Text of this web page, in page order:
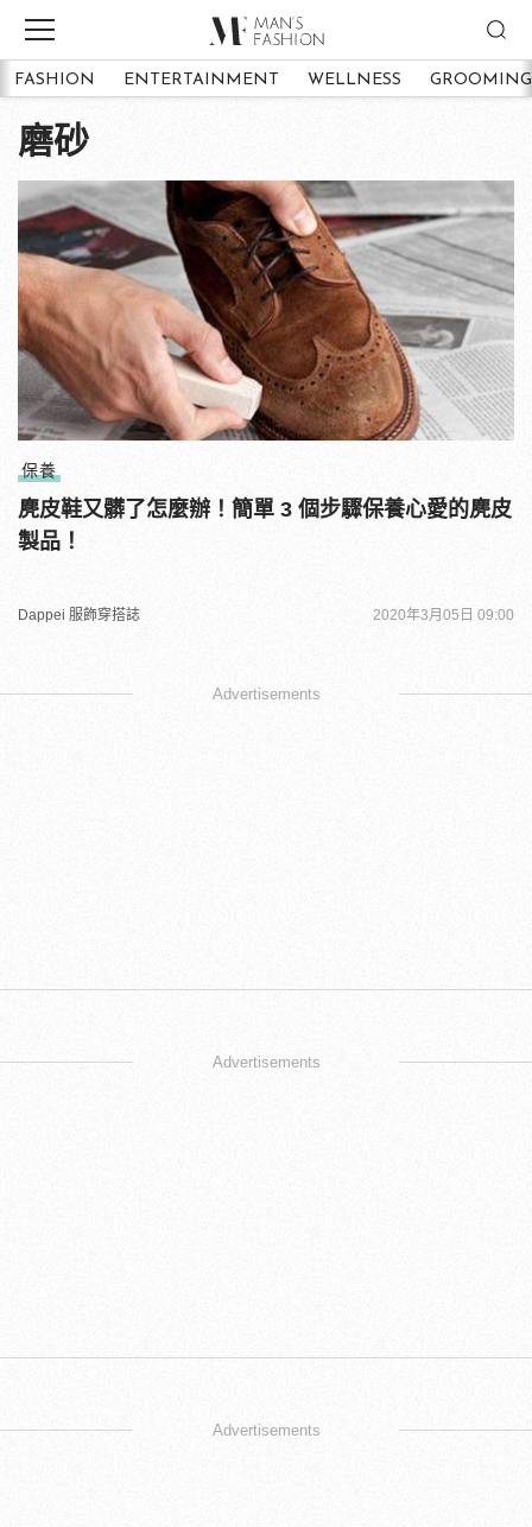
FASHION ENTERTAINMENT WELLNESS GROOMING
磨砂
保養
麂皮鞋又髒了怎麼辦！簡單 3 個步驟保養心愛的麂皮
製品！
Dappei 服飾穿搭誌 2020年3月05日 09:00
Advertisements
Advertisements
Advertisements